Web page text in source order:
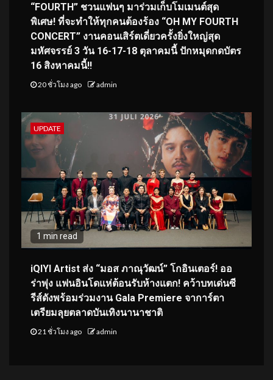
“FOURTH” ชวนแฟนๆ มาร่วมเก็บโมเมนต์สุด
พิเศษ! ที่จะทำให้ทุกคนต้องร้อง “OH MY FOURTH
CONCERT” งานคอนเสิร์ตเดี่ยวครั้งยิ่งใหญ่สุด
มหัศจรรย์ 3 วัน 16-17-18 ตุลาคมนี้ ปักหมุดกดบัตร
16 สิงหาคมนี้!!
20 ชั่วโมง ago admin
UPDATE
1 min read
iQIYI Artist ส่ง “มอส ภาณุวัฒน์” โกอินเตอร์! ออ
ร่าพุ่ง แฟนอินโดแห่ต้อนรับห้างแตก! คว้าบทเด่นซี
รีส์ดังพร้อมร่วมงาน Gala Premiere จาการ์ตา
เตรียมลุยตลาดบันเทิงนานาชาติ
21 ชั่วโมง ago admin